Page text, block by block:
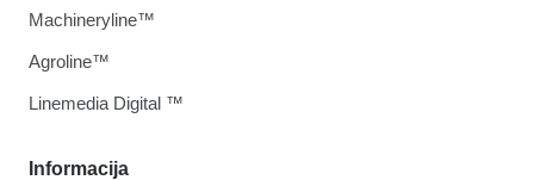
Informacija
Machineryline™
Agroline™
Linemedia Digital ™